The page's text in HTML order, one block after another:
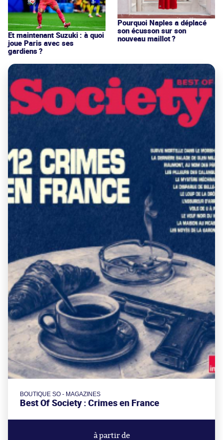
Et maintenant Suzuki : à quoi
joue Paris avec ses
gardiens ?
Pourquoi Naples a déplacé
son écusson sur son
nouveau maillot ?
BOUTIQUE SO - MAGAZINES
Best Of Society : Crimes en France
à partir de